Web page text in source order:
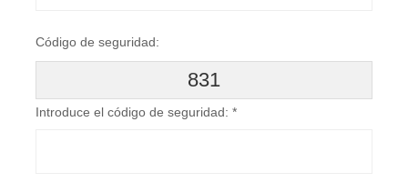
Código de seguridad:
831
Introduce el código de seguridad: *